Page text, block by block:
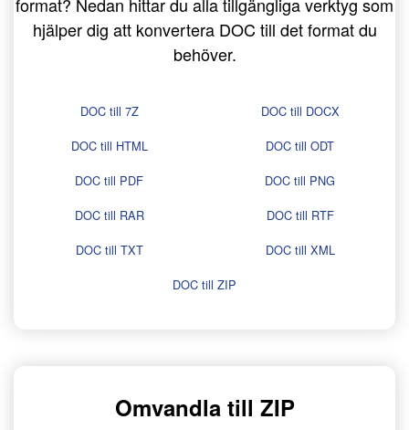
format? Nedan hittar du alla tillgängliga verktyg som
hjälper dig att konvertera DOC till det format du
behöver.
DOC till 7Z
DOC till DOCX
DOC till HTML
DOC till ODT
DOC till PDF
DOC till PNG
DOC till RAR
DOC till RTF
DOC till TXT
DOC till XML
DOC till ZIP
Omvandla till ZIP